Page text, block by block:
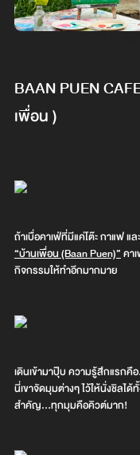
BAAN PUEN
เพื่อน )
ถ้าเบื่อคาเฟ่ที่มีแค่โต๊ะ กาแฟ แ
“บ้านเพื่อน (Baan Puen)”คา
กิจกรรมให้ทำอีกมากมาย
เดินเข้ามาปุ๊บ ความรู้สึกแรกคื
นี่เขาจัดมุมต่างๆ ไว้ให้นั่งชิลไ
สำคัญ…ทุกมุมคือคิวต์มาก!